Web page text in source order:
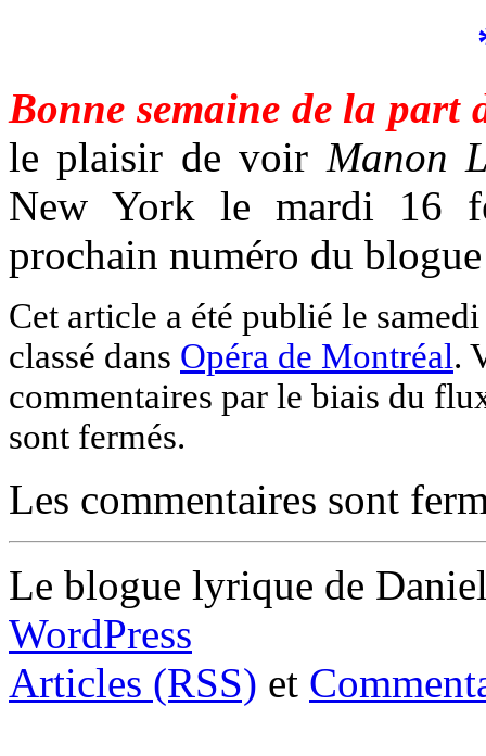
Bonne semaine de la part
le plaisir de voir Manon
New York le mardi 16
prochain numéro du
Cet article a été publié le
classé dans Opéra de Montréal.
commentaires par le biais du
sont fermés.
Les commentaires sont
Le blogue lyrique de
WordPress
Articles (RSS) et